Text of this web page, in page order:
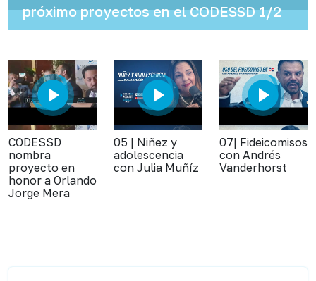
próximo proyectos en el CODESSD 1/2
CODESSD
nombra
proyecto en
honor a Orlando
Jorge Mera
05 | Niñez y
adolescencia
con Julia Muñíz
07| Fideicomisos
con Andrés
Vanderhorst